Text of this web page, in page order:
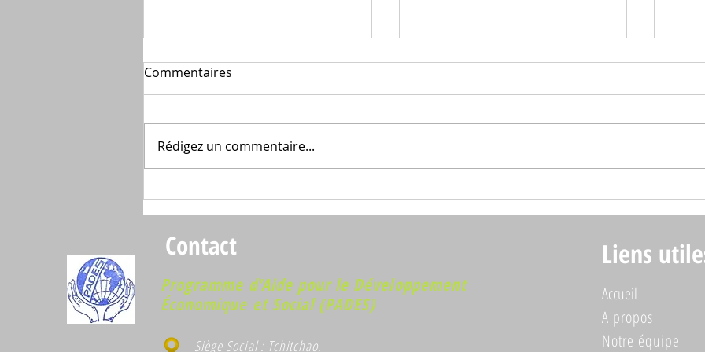
🌳𝐉𝐨𝐮𝐫𝐧é𝐞 𝐍𝐚𝐭𝐢𝐨𝐧𝐚𝐥𝐞 𝐝𝐞
𝐥’𝐀𝐫𝐛𝐫𝐞 🌳
𝐏𝐀𝐃𝐄𝐒 𝐚𝐜𝐜𝐮𝐞𝐢𝐥𝐥𝐞 𝐥'é𝐯𝐚𝐥𝐮𝐚𝐭𝐢𝐨𝐧
𝐟𝐢𝐧𝐚𝐥𝐞 𝐝𝐮 𝐩𝐫𝐨𝐣𝐞𝐭 𝐏𝐀𝐒𝐀𝐎 𝟑 𝐚𝐯𝐞𝐜
Commentaires
Rédigez un commentaire...
Contact
Programme d'Aide pour le Développement
Économique et Social (PADES)
Siège Social : Tchitchao,
Liens
Accueil
A propos
Notre équipe